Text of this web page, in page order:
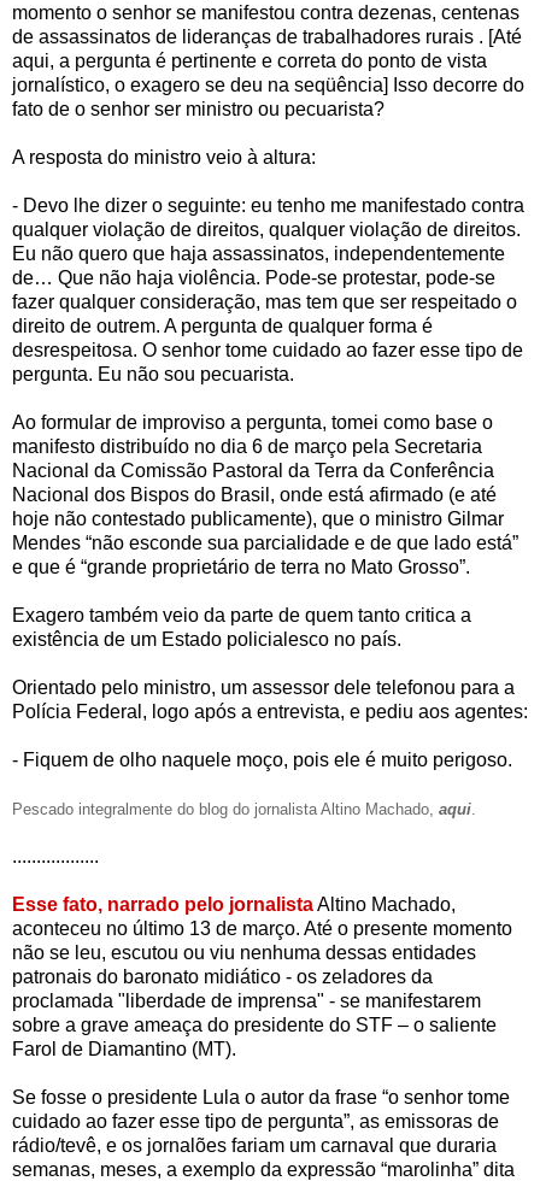
momento o senhor se manifestou contra dezenas, centenas
de assassinatos de lideranças de trabalhadores rurais . [Até
aqui, a pergunta é pertinente e correta do ponto de vista
jornalístico, o exagero se deu na seqüência] Isso decorre do
fato de o senhor ser ministro ou pecuarista?
A resposta do ministro veio à altura:
- Devo lhe dizer o seguinte: eu tenho me manifestado contra
qualquer violação de direitos, qualquer violação de direitos.
Eu não quero que haja assassinatos, independentemente
de… Que não haja violência. Pode-se protestar, pode-se
fazer qualquer consideração, mas tem que ser respeitado o
direito de outrem. A pergunta de qualquer forma é
desrespeitosa. O senhor tome cuidado ao fazer esse tipo de
pergunta. Eu não sou pecuarista.
Ao formular de improviso a pergunta, tomei como base o
manifesto distribuído no dia 6 de março pela Secretaria
Nacional da Comissão Pastoral da Terra da Conferência
Nacional dos Bispos do Brasil, onde está afirmado (e até
hoje não contestado publicamente), que o ministro Gilmar
Mendes “não esconde sua parcialidade e de que lado está”
e que é “grande proprietário de terra no Mato Grosso”.
Exagero também veio da parte de quem tanto critica a
existência de um Estado policialesco no país.
Orientado pelo ministro, um assessor dele telefonou para a
Polícia Federal, logo após a entrevista, e pediu aos agentes:
- Fiquem de olho naquele moço, pois ele é muito perigoso.
Pescado integralmente do blog do jornalista Altino Machado, aqui
..................
Esse fato, narrado pelo jornalistaAltino Machado,
aconteceu no último 13 de março. Até o presente momento
não se leu, escutou ou viu nenhuma dessas entidades
patronais do baronato midiático - os zeladores da
proclamada "liberdade de imprensa" - se manifestarem
sobre a grave ameaça do presidente do STF – o saliente
Farol de Diamantino (MT).
Se fosse o presidente Lula o autor da frase “o senhor tome
cuidado ao fazer esse tipo de pergunta”, as emissoras de
rádio/tevê, e os jornalões fariam um carnaval que duraria
semanas, meses, a exemplo da expressão “marolinha” dita